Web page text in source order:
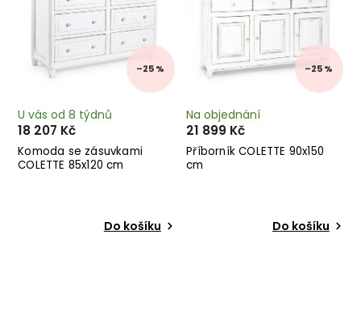
–25 %
Komoda se zásuvkami
COLETTE 85x120 cm
U vás od 8 týdnů
18 207 Kč
Do košíku
–25 %
Příborník COLETTE 90x150
cm
Na objednání
21 899 Kč
Do košíku